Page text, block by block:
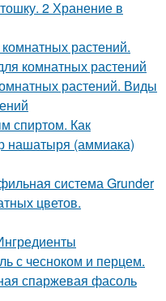
2 Хранение в
растений.
комнатных растений
растений. Виды
спиртом. Как
нашатыря (аммиака)
система Grunder
цветов.
с чесноком и перцем.
спаржевая фасоль